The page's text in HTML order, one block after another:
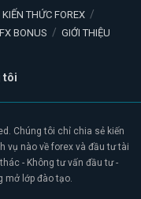
KIẾN THỨC FOREX
FX BONUS GIỚI THIỆU
tôi
Chúng tôi chỉ chia sẻ kiến
vụ nào về forex và đầu tư tài
- Không tư vấn đầu tư -
mở lớp đào tạo.